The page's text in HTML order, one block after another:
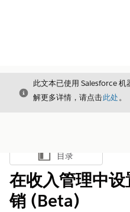
关闭
此文本已使用 Salesforce
解更多详情，请点击此处。
显示目录
目录
在收入管理中
销 (Beta)